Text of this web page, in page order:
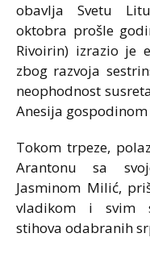
obavlja Svetu
oktobra prošle
Rivoirin) izrazio je
zbog razvoja
neophodnost
Anesija
Tokom trpeze,
Arantonu sa
Jasminom Milić,
vladikom i svim
stihova odabranih